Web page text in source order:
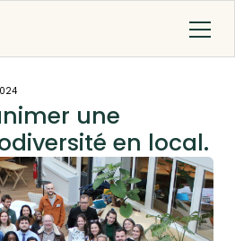
une
en local.